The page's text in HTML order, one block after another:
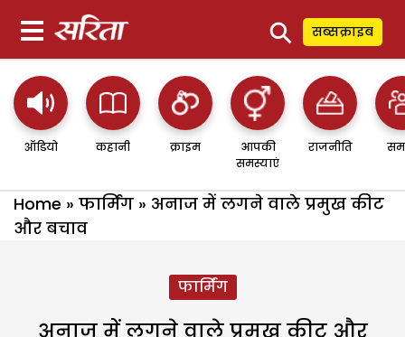
⚲ सब्सक्राइब
ऑडियो कहानी क्राइम
आपकी
समस्याएं
राजनीति
Home » फार्मिंग » अनाज में लगने वाले प्रमुख कीट
और बचाव
फार्मिंग
अनाज में लगने वाले प्रमुख कीट और